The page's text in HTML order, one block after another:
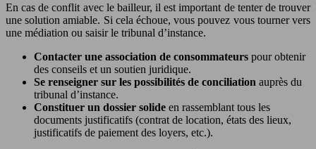
En cas de conflit avec le bailleur, il est important de tenter de trouver
une solution amiable. Si cela échoue, vous pouvez vous tourner vers
une médiation ou saisir le tribunal d’instance.
Contacter une association de consommateurs pour obtenir
des conseils et un soutien juridique.
Se renseigner sur les possibilités de conciliation auprès du
tribunal d’instance.
Constituer un dossier solide en rassemblant tous les
documents justificatifs (contrat de location, états des lieux,
justificatifs de paiement des loyers, etc.).